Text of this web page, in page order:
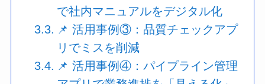
で社内マニュアルをデジタル化
📌 活用事例③：品質チェックアプ
リでミスを削減
📌 活用事例④：パイプライン管理